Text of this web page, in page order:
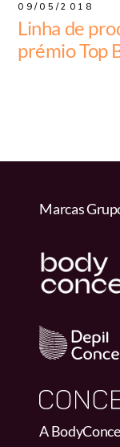
09/05/2018
Linha de
prémio Top
Marcas
A